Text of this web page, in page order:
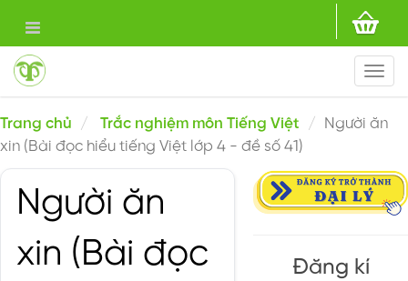
Trang chủ Trắc nghiệm môn Tiếng Việt
Người ăn
xin (Bài đọc hiểu tiếng Việt lớp 4 - đề số 41)
Người ăn
xin (Bài đọc
Đăng kí